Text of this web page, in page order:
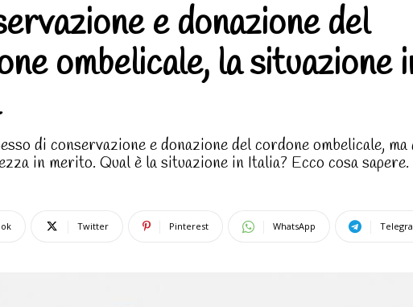
e donazione del
ombelicale, la situazione
di conservazione e donazione del cordone ombelicale, ma
in merito. Qual è la situazione in Italia? Ecco cosa sapere.
Twitter Pinterest WhatsApp